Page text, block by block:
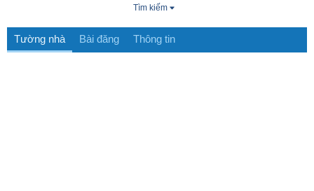
Tìm kiếm
Tường nhà Bài đăng Thông tin